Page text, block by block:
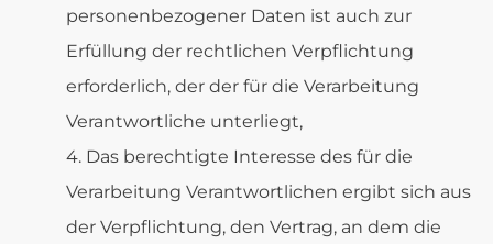
personenbezogener Daten ist auch zur
Erfüllung der rechtlichen Verpflichtung
erforderlich, der der für die Verarbeitung
Verantwortliche unterliegt,
Das berechtigte Interesse des für die
Verarbeitung Verantwortlichen ergibt sich aus
der Verpflichtung, den Vertrag, an dem die